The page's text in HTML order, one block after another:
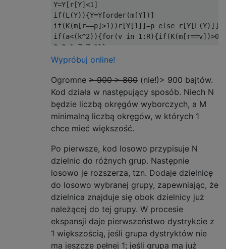
Y=Y [ r [Y]<1 ]
if(L (Y)){Y=Y [order(m [Y])]
if(K(m [ r==p]>1 )) r [Y [1 ]]=p else r [Y [L (Y)]]=
if(a<( k^2)){for(v in 1 : R){if(K(m [ r==v])>0
Q
Q -1 Z Z -1}}
if(Q<1){g =
for(v in G(c(r)))g=g|(K(r==v )<4)|(L(G(r[
b= b +1;r[r<=R ]=0;R=Z}
w +1
if
{ u r
for(v in 1:L(u))r[r ==u[v]]= v
cat( paste (apply(A(LETTERS
Wypróbuj online!
Ogromne > 900> 800 (nie!)> 900 bajtów.
Kod działa w następujący sposób. Niech N
będzie liczbą okręgów wyborczych, a M
minimalną liczbą okręgów, w których 1
chce mieć większość.
Po pierwsze, kod losowo przypisuje N
dzielnic do różnych grup. Następnie
losowo je rozszerza, tzn. Dodaje dzielnicę
do losowo wybranej grupy, zapewniając, że
dzielnica znajduje się obok dzielnicy już
należącej do tej grupy. W procesie
ekspansji daje pierwszeństwo dystrykcie z
1 większością, jeśli grupa dystryktów nie
ma jeszcze pełnej 1; jeśli grupa ma już